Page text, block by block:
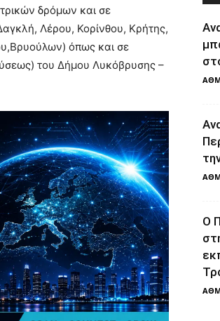
δρόμων και σε
Λέρου, Κορίνθου, Κρήτης,
όπως και σε
του Δήμου Λυκόβρυσης –
Ο